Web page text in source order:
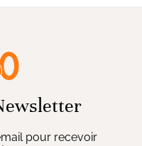
pour recevoir